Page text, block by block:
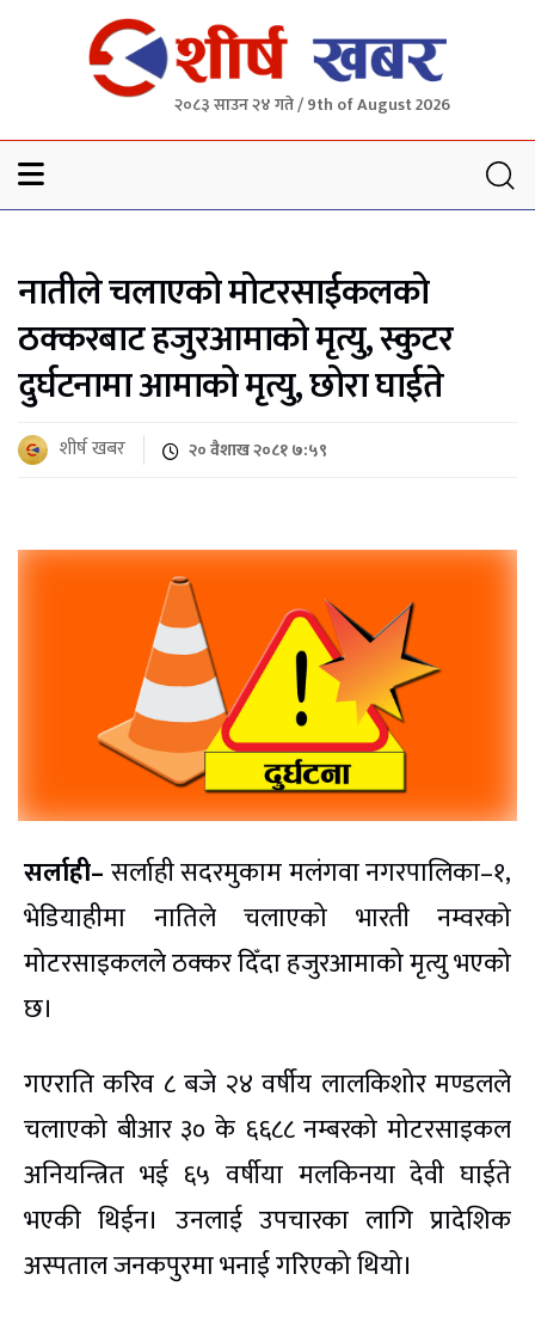
२०८३ साउन २४ गते / 9th of August 2026
नातीले चलाएको मोटरसाईकलको
ठक्करबाट हजुरआमाको मृत्यु, स्कुटर
दुर्घटनामा आमाको मृत्यु, छोरा घाईते
शीर्ष खबर २० वैशाख २०८१ ७:५९
सर्लाही–सर्लाही सदरमुकाम मलंगवा नगरपालिका–१,
भेडियाहीमा नातिले चलाएको भारती नम्वरको
मोटरसाइकलले ठक्कर दिँदा हजुरआमाको मृत्यु भएको
छ।
गएराति करिव ८ बजे २४ वर्षीय लालकिशोर मण्डलले
चलाएको बीआर ३० के ६६८८ नम्बरको मोटरसाइकल
अनियन्त्रित भई ६५ वर्षीया मलकिनया देवी घाईते
भएकी थिईन। उनलाई उपचारका लागि प्रादेशिक
अस्पताल जनकपुरमा भनाई गरिएको थियो।